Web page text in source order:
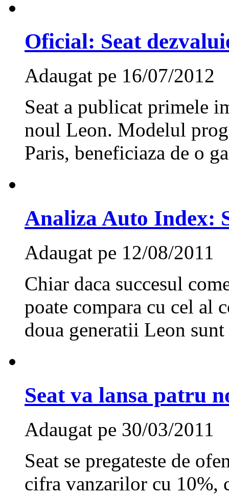
Oficial: Seat
Adaugat pe 16/07/2012
Seat a publicat primele
noul Leon. Modelul
Paris, beneficiaza de o
Analiza Auto Index:
Adaugat pe 12/08/2011
Chiar daca succesul
poate compara cu cel al
doua generatii Leon
Seat va lansa patru
Adaugat pe 30/03/2011
Seat se pregateste de
cifra vanzarilor cu 10%,